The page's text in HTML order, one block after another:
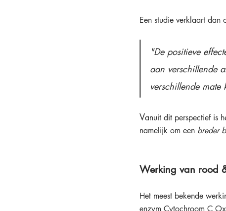
Een studie verklaart
"De positieve
aan verschillende
verschillende
Vanuit dit perspectief is
namelijk om een breder
Werking van rood
Het meest bekende